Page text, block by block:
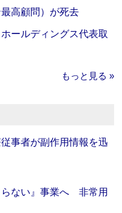
高顧問）が死去
ールディングス代表取
もっと見る »
事者が副作用情報を迅
らない』事業へ 非常用